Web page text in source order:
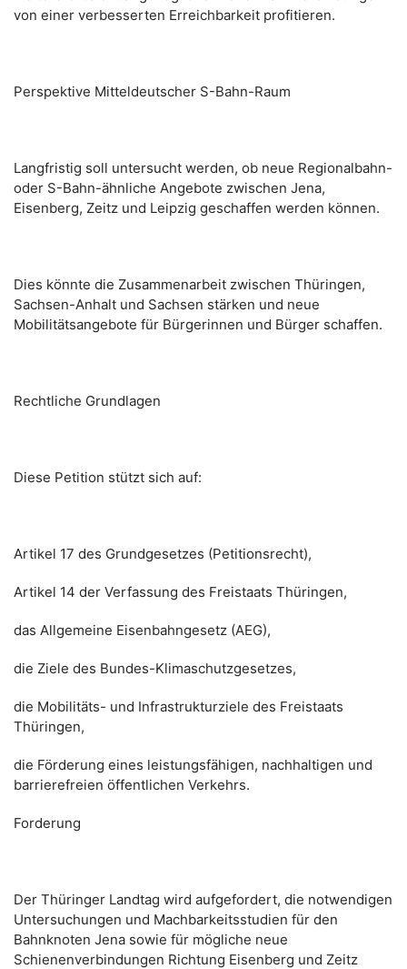
von einer verbesserten Erreichbarkeit profitieren.
Perspektive Mitteldeutscher S-Bahn-Raum
Langfristig soll untersucht werden, ob neue Regionalbahn-
oder S-Bahn-ähnliche Angebote zwischen Jena,
Eisenberg, Zeitz und Leipzig geschaffen werden können.
Dies könnte die Zusammenarbeit zwischen Thüringen,
Sachsen-Anhalt und Sachsen stärken und neue
Mobilitätsangebote für Bürgerinnen und Bürger schaffen.
Rechtliche Grundlagen
Diese Petition stützt sich auf:
Artikel 17 des Grundgesetzes (Petitionsrecht),
Artikel 14 der Verfassung des Freistaats Thüringen,
das Allgemeine Eisenbahngesetz (AEG),
die Ziele des Bundes-Klimaschutzgesetzes,
die Mobilitäts- und Infrastrukturziele des Freistaats
Thüringen,
die Förderung eines leistungsfähigen, nachhaltigen und
barrierefreien öffentlichen Verkehrs.
Forderung
Der Thüringer Landtag wird aufgefordert, die notwendigen
Untersuchungen und Machbarkeitsstudien für den
Bahnknoten Jena sowie für mögliche neue
Schienenverbindungen Richtung Eisenberg und Zeitz